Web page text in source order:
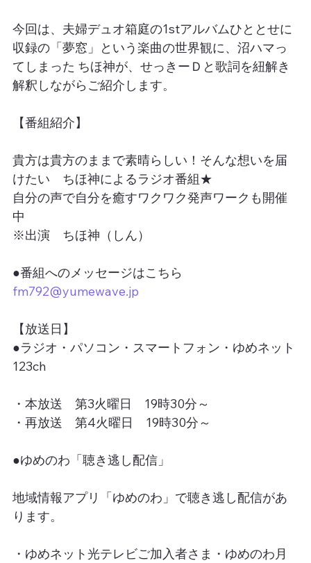
今回は、夫婦デュオ箱庭の1stアルバムひととせに
収録の「夢窓」という楽曲の世界観に、沼ハマっ
てしまった ちほ神が、せっきーＤと歌詞を紐解き
解釈しながらご紹介します。
【番組紹介】
貴方は貴方のままで素晴らしい！そんな想いを届
けたい　ちほ神によるラジオ番組★
自分の声で自分を癒すワクワク発声ワークも開催
中
※出演　ちほ神（しん）
●番組へのメッセージはこちら
fm792@yumewave.jp
【放送日】
●ラジオ・パソコン・スマートフォン・ゆめネット
123ch
・本放送　第3火曜日　19時30分～
・再放送　第4火曜日　19時30分～
●ゆめのわ「聴き逃し配信」
地域情報アプリ「ゆめのわ」で聴き逃し配信があ
ります。
・ゆめネット光テレビご加入者さま・ゆめのわ月